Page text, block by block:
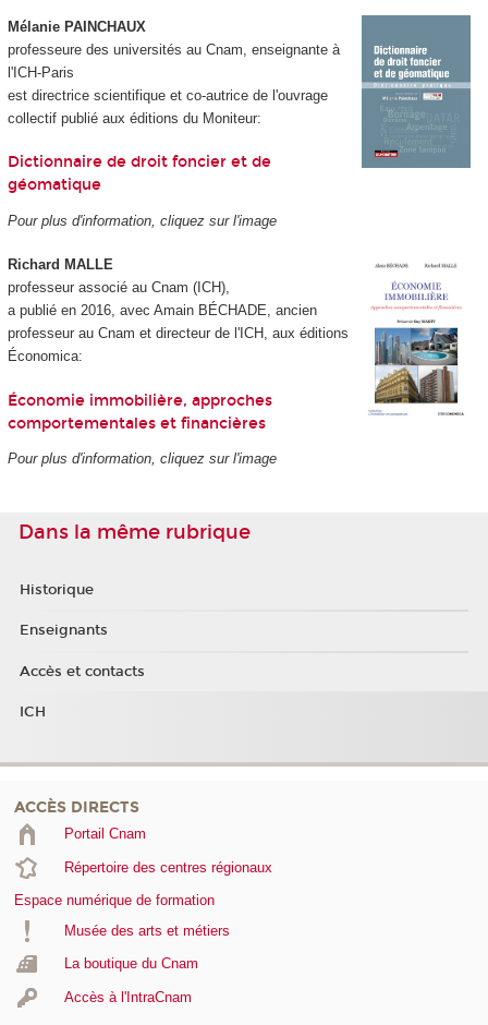
Mélanie PAINCHAUX
professeure des universités au Cnam, enseignante à
l'ICH-Paris
est directrice scientifique et co-autrice de l'ouvrage
collectif publié aux éditions du Moniteur:
Dictionnaire de droit foncier et de
géomatique
Pour plus d'information, cliquez sur l'image
Richard MALLE
professeur associé au Cnam (ICH),
a publié en 2016, avec Amain BÉCHADE, ancien
professeur au Cnam et directeur de l'ICH, aux éditions
Économica:
Économie immobilière, approches
comportementales et financières
Pour plus d'information, cliquez sur l'image
Dans la même rubrique
Historique
Enseignants
Accès et contacts
ICH
ACCÈS DIRECTS
Portail Cnam
Répertoire des centres régionaux
Espace numérique de formation
Musée des arts et métiers
La boutique du Cnam
Accès à l'IntraCnam